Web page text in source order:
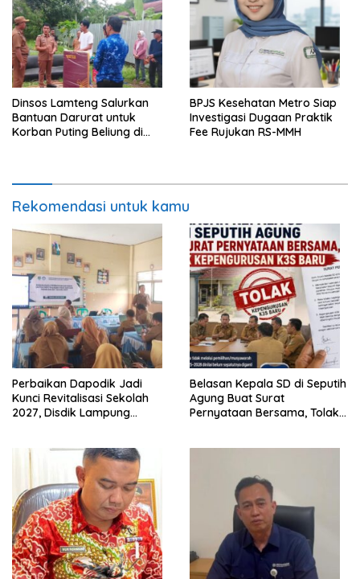
Dinsos Lamteng Salurkan
Bantuan Darurat untuk
Korban Puting Beliung di
BPJS Kesehatan Metro Siap
Investigasi Dugaan Praktik
Fee Rujukan RS-MMH
Rekomendasi untuk kamu
Perbaikan Dapodik Jadi
Kunci Revitalisasi Sekolah
2027, Disdik Lampung
Belasan Kepala SD di Seputih
Agung Buat Surat
Pernyataan Bersama, Tolak